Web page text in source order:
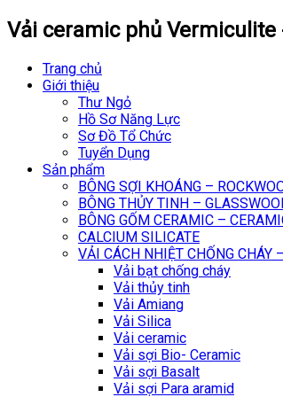
Vải ceramic phủ Vermiculite
Trang chủ
Giới thiệu
Thư Ngỏ
Hồ Sơ Năng Lực
Sơ Đồ Tổ Chức
Tuyển Dụng
Sản phẩm
BÔNG SỢI KHOÁNG –
BÔNG THỦY TINH –
BÔNG GỐM CERAMIC –
CALCIUM SILICATE
VẢI CÁCH NHIỆT CHỐNG CHÁY
Vải bạt chống cháy
Vải thủy tinh
Vải Amiang
Vải Silica
Vải ceramic
Vải sợi Bio- Ceramic
Vải sợi Basalt
Vải sợi Para aramid